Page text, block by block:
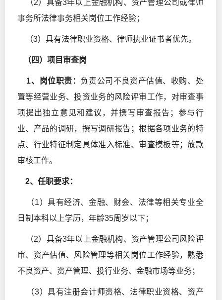
（2）具备3年以上金融机构、资产管理公司或律师
事务所法律事务相关岗位工作经验；
（3）具有法律职业资格、律师执业证书者优先。
（四）项目审查岗
1、岗位职责： 负责公司不良资产估值、收购、处
置等经营业务、投资业务的风险评审工作，对审查事
项提出独立意见和建议，并撰写审查报告；参与行
业、产品的调研，撰写调研报告；根据各项业务的特
点、行业特征制定具体准入标准、审查模板等；放款
审核工作。
2、任职要求：
（1）具有经济、金融、财会、法律等相关专业全
日制本科以上学历，年龄35周岁以下；
（2）具备3年以上金融机构、资产管理公司风险评
审、资产估值、风险管理等相关岗位工作经验，熟悉
不良资产、资产管理、投行业务、金融市场等业务；
（3）具有注册会计师资格、法律职业资格、资产